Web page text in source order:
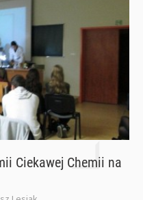
Ciekawej Chemii na